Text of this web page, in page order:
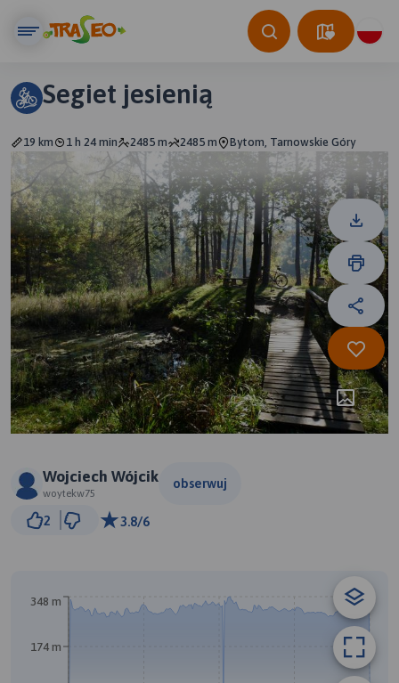
Segiet jesienią
19 km 1 h 24 min 2485 m 2485 m Bytom, Tarnowskie Góry
Wojciech Wójcik
woytekw75
obserwuj
2 3.8/6
174 m
348 m